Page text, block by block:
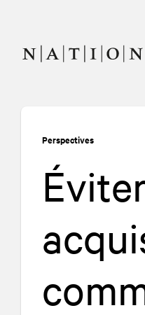
navigation
Perspectives